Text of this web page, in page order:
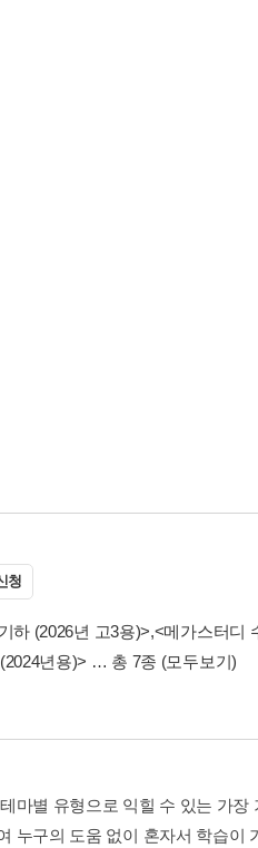
청
하 (2026년 고3용)>,<메가스터디
년용)> … 총 7종 (모두보기)
마별 유형으로 익힐 수 있는 가장
누구의 도움 없이 혼자서 학습이